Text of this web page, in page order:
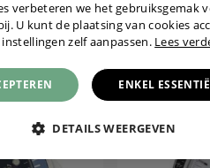
verbeteren we het gebruiksgemak
U kunt de plaatsing van cookies
instellingen zelf aanpassen. Lees
ENKEL
DETAILS WEERGEVEN